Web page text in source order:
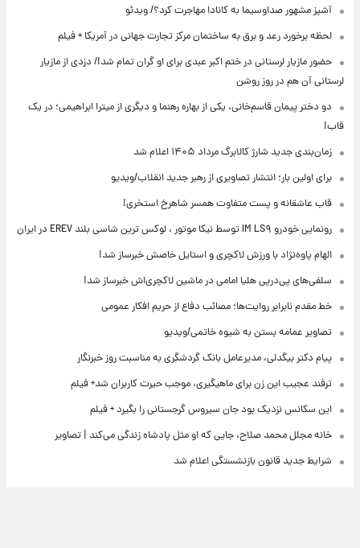
آشپز مشهور صداوسیما به کانادا مهاجرت کرد؟/ ویدئو
لحظه برخورد رعد و برق به ساختمان مرکز تجارت جهانی در آمریکا + فیلم
حضور مازیار لرستانی در ختم اکبر عبدی برای او گران تمام شد!/ دزدی از مازیار
لرستانی آن هم در روز روشن
دو دختر پیمان قاسم‌خانی، یکی از بهاره رهنما و دیگری از میترا ابراهیمی؛ در یک
قاب!
زمان‌بندی جدید شارژ کالابرگ مرداد ۱۴۰۵ اعلام شد
برای اولین بار؛ انتشار تصاویری از رهبر جدید انقلاب/ویدیو
قاب عاشقانه و پست متفاوت همسر شاهرخ استخری!
رونمایی خودرو IM LS۹ توسط نیکا موتور ، لوکس ترین شاسی بلند EREV در ایران
الهام پاوه‌نژاد با ورزش لاکچری و استایل خاصش خبرساز شد!
سلفی‌های پی‌درپی هلیا امامی در ماشین لاکچری‌اش خبرساز شد!
خط مقدم نابرابر روایت‌ها؛ مصائب دفاع از حریم افکار عمومی
تصاویر عمامه بستن به شیوه خاتمی/ویدیو
پیام دکتر بیگدلی، مدیرعامل بانک گردشگری به مناسبت روز خبرنگار
ترفند عجیب این زن برای ماهیگیری، موجب حیرت کاربران شد+ فیلم
این سکانس نزدیک بود جان سیروس گرجستانی را بگیرد + فیلم
خانه مجلل محمد صلاح، جایی که او مثل پادشاه زندگی می‌کند | تصاویر
شرایط جدید قانون بازنشستگی اعلام شد